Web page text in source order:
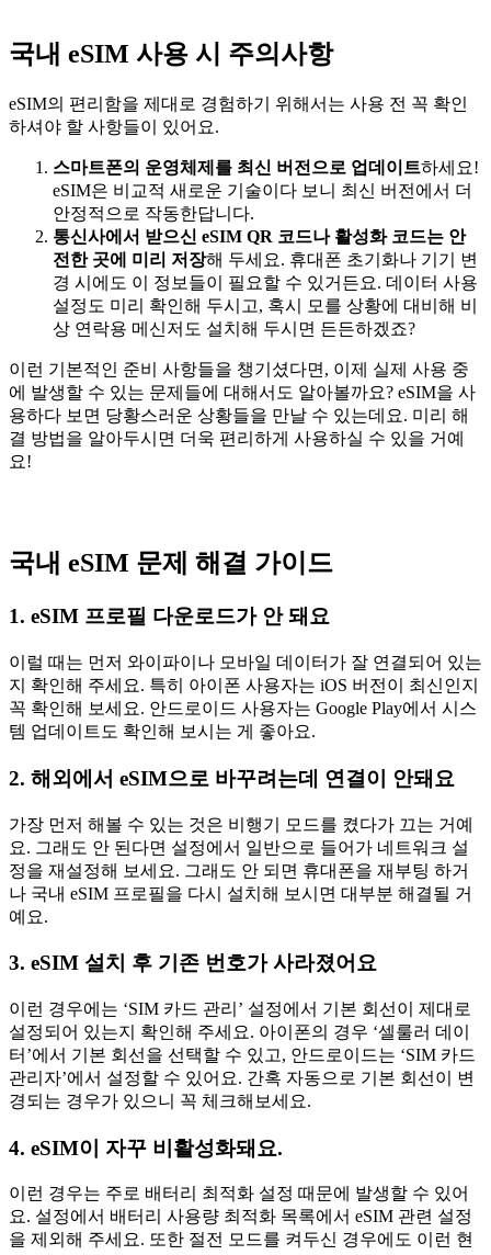
국내 eSIM 사용 시 주의사항
eSIM의 편리함을 제대로 경험하기 위해서는 사용 전 꼭 확인
하셔야 할 사항들이 있어요.
스마트폰의 운영체제를 최신 버전으로 업데이트하세요!
eSIM은 비교적 새로운 기술이다 보니 최신 버전에서 더
안정적으로 작동한답니다.
통신사에서 받으신 eSIM QR 코드나 활성화 코드는 안
전한 곳에 미리 저장해 두세요. 휴대폰 초기화나 기기 변
경 시에도 이 정보들이 필요할 수 있거든요. 데이터 사용
설정도 미리 확인해 두시고, 혹시 모를 상황에 대비해 비
상 연락용 메신저도 설치해 두시면 든든하겠죠?
이런 기본적인 준비 사항들을 챙기셨다면, 이제 실제 사용 중
에 발생할 수 있는 문제들에 대해서도 알아볼까요? eSIM을 사
용하다 보면 당황스러운 상황들을 만날 수 있는데요. 미리 해
결 방법을 알아두시면 더욱 편리하게 사용하실 수 있을 거예
요!
국내 eSIM 문제 해결 가이드
1. eSIM 프로필 다운로드가 안 돼요
이럴 때는 먼저 와이파이나 모바일 데이터가 잘 연결되어 있는
지 확인해 주세요. 특히 아이폰 사용자는 iOS 버전이 최신인지
꼭 확인해 보세요. 안드로이드 사용자는 Google Play에서 시스
템 업데이트도 확인해 보시는 게 좋아요.
2. 해외에서 eSIM으로 바꾸려는데 연결이 안돼요
가장 먼저 해볼 수 있는 것은 비행기 모드를 켰다가 끄는 거예
요. 그래도 안 된다면 설정에서 일반으로 들어가 네트워크 설
정을 재설정해 보세요. 그래도 안 되면 휴대폰을 재부팅 하거
나 국내 eSIM 프로필을 다시 설치해 보시면 대부분 해결될 거
예요.
3. eSIM 설치 후 기존 번호가 사라졌어요
이런 경우에는 ‘SIM 카드 관리’ 설정에서 기본 회선이 제대로
설정되어 있는지 확인해 주세요. 아이폰의 경우 ‘셀룰러 데이
터’에서 기본 회선을 선택할 수 있고, 안드로이드는 ‘SIM 카드
관리자’에서 설정할 수 있어요. 간혹 자동으로 기본 회선이 변
경되는 경우가 있으니 꼭 체크해보세요.
4. eSIM이 자꾸 비활성화돼요.
이런 경우는 주로 배터리 최적화 설정 때문에 발생할 수 있어
요. 설정에서 배터리 사용량 최적화 목록에서 eSIM 관련 설정
을 제외해 주세요. 또한 절전 모드를 켜두신 경우에도 이런 현